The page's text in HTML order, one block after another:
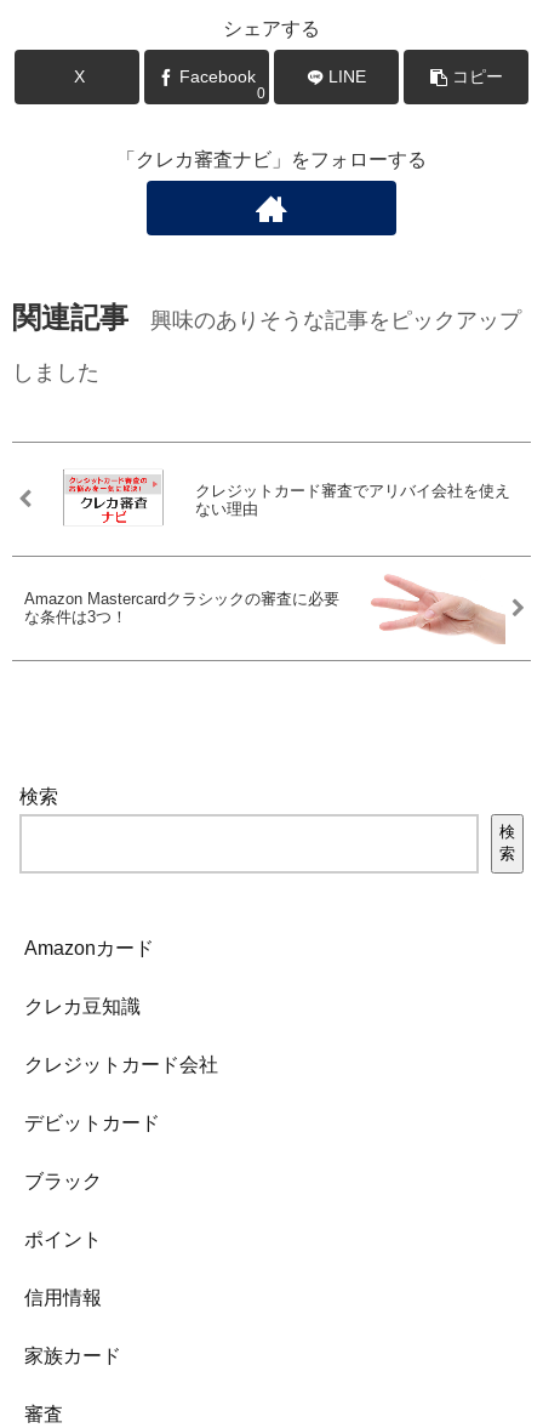
シェアする
X Facebook
0
LINE コピー
「クレカ審査ナビ」をフォローする
関連記事 興味のありそうな記事をピックアップ
しました
クレジットカード審査でアリバイ会社を使え
ない理由
Amazon Mastercardクラシックの審査に必要
な条件は3つ！
検索
検
索
Amazonカード
クレカ豆知識
クレジットカード会社
デビットカード
ブラック
ポイント
信用情報
家族カード
審査